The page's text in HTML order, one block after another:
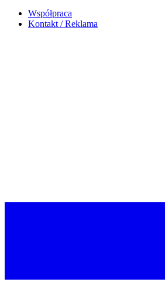
Współpraca
Kontakt / Reklama